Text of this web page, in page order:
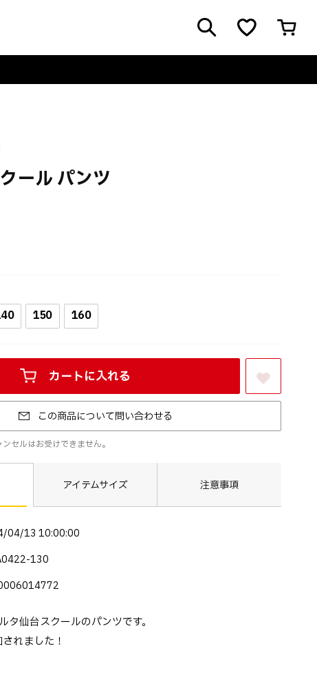
ール パンツ
150 160
カートに入れる
お気に入りに登録する
セルはお受けできません。
アイテムサイズ 注意事項
04/13 10:00:00
130
タ仙台スクールのパンツです。
れました！
この商品について問い合わせる